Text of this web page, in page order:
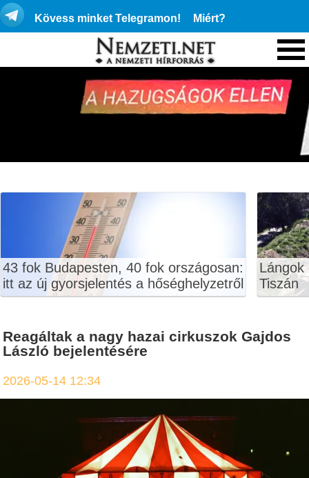
Kövess minket Telegramon! Miért?
43 fok Budapesten, 40 fok országosan:
itt az új gyorsjelentés a hőséghelyzetről
Lángok
Tiszán
Reagáltak a nagy hazai cirkuszok Gajdos
László bejelentésére
2026-05-14 12:34